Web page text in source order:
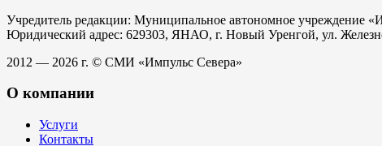
Учредитель редакции: Муниципальное автономное учреждение
Юридический адрес: 629303, ЯНАО, г. Новый Уренгой, ул.
2012 — 2026 г. © СМИ «Импульс Севера»
О компании
Услуги
Контакты